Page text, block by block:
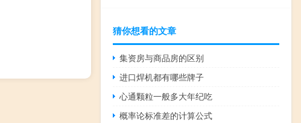
猜你想看的文章
集资房与商品房的区别
进口焊机都有哪些牌子
心通颗粒一般多大年纪吃
概率论标准差的计算公式